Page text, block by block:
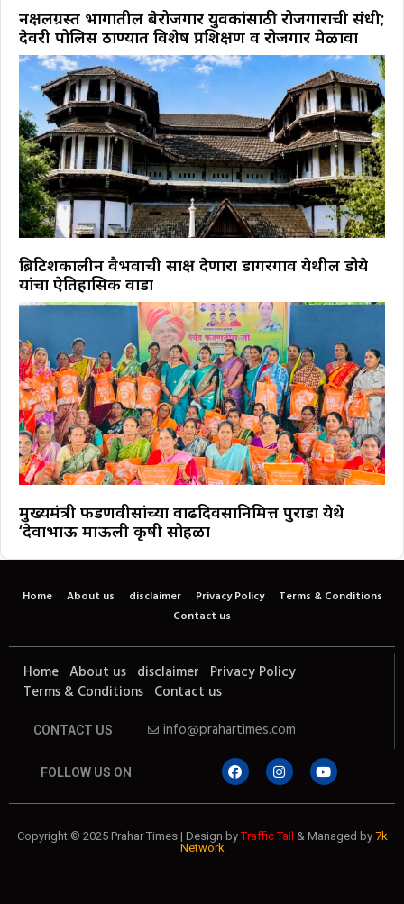
नक्षलग्रस्त भागातील बेरोजगार युवकांसाठी रोजगाराची संधी;
देवरी पोलिस ठाण्यात विशेष प्रशिक्षण व रोजगार मेळावा
ब्रिटिशकालीन वैभवाची साक्ष देणारा डोंगरगाव येथील डोये
यांचा ऐतिहासिक वाडा
मुख्यमंत्री फडणवीसांच्या वाढदिवसानिमित्त पुराडा येथे
‘देवाभाऊ माऊली कृषी सोहळा
Home About us disclaimer Privacy Policy
Terms & Conditions
Contact us
Home About us disclaimer Privacy Policy
Terms & Conditions Contact us
CONTACT US info@prahartimes.com
FOLLOW US ON
Copyright © 2025 Prahar Times | Design byTraffic Tail & Managed by 7k
Network